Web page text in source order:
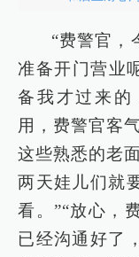
“费警官，
准备开门营业
备我才过来的
用，费警官客
这些熟悉的老
两天娃儿们就
看。”“放心，
已经沟通好了